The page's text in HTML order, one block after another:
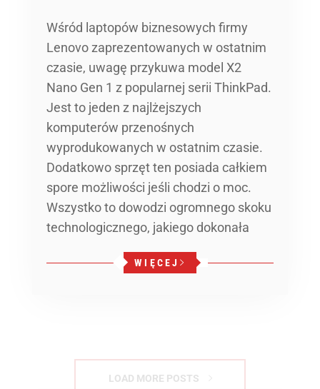
Wśród laptopów biznesowych firmy
Lenovo zaprezentowanych w ostatnim
czasie, uwagę przykuwa model X2
Nano Gen 1 z popularnej serii ThinkPad.
Jest to jeden z najlżejszych
komputerów przenośnych
wyprodukowanych w ostatnim czasie.
Dodatkowo sprzęt ten posiada całkiem
spore możliwości jeśli chodzi o moc.
Wszystko to dowodzi ogromnego skoku
technologicznego, jakiego dokonała
WIĘCEJ